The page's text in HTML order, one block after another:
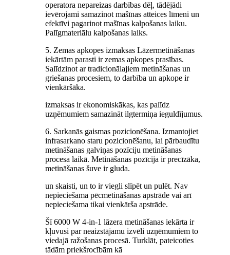
operatora nepareizas darbības dēļ, tādējādi
ievērojami samazinot mašīnas atteices līmeni un
efektīvi pagarinot mašīnas kalpošanas laiku.
Palīgmateriālu kalpošanas laiks.
5. Zemas apkopes izmaksas Lāzermetināšanas
iekārtām parasti ir zemas apkopes prasības.
Salīdzinot ar tradicionālajiem metināšanas un
griešanas procesiem, to darbība un apkope ir
vienkāršāka.
izmaksas ir ekonomiskākas, kas palīdz
uzņēmumiem samazināt ilgtermiņa ieguldījumus.
6. Sarkanās gaismas pozicionēšana. Izmantojiet
infrasarkano staru pozicionēšanu, lai pārbaudītu
metināšanas galviņas pozīciju metināšanas
procesa laikā. Metināšanas pozīcija ir precīzāka,
metināšanas šuve ir gluda.
un skaisti, un to ir viegli slīpēt un pulēt. Nav
nepieciešama pēcmetināšanas apstrāde vai arī
nepieciešama tikai vienkārša apstrāde.
Šī 6000 W 4-in-1 lāzera metināšanas iekārta ir
kļuvusi par neaizstājamu izvēli uzņēmumiem to
viedajā ražošanas procesā. Turklāt, pateicoties
tādām priekšrocībām kā